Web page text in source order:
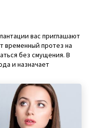
вас приглашают
временный протез на
без смущения. В
и назначает